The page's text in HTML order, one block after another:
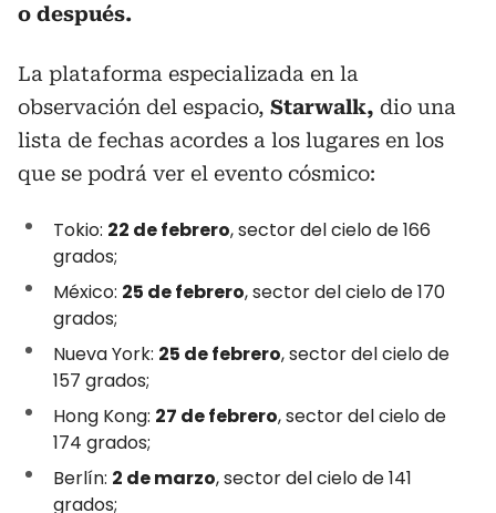
o después.
La plataforma especializada en la
observación del espacio, Starwalk, dio una
lista de fechas acordes a los lugares en los
que se podrá ver el evento cósmico:
Tokio: 22 de febrero, sector del cielo de 166
grados;
México: 25 de febrero, sector del cielo de 170
grados;
Nueva York: 25 de febrero, sector del cielo de
157 grados;
Hong Kong: 27 de febrero, sector del cielo de
174 grados;
Berlín: 2 de marzo, sector del cielo de 141
grados;